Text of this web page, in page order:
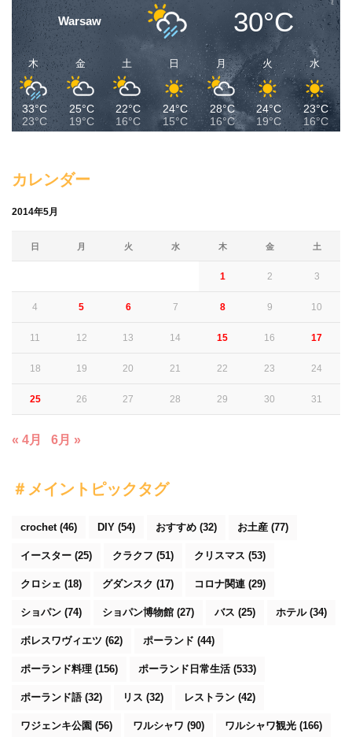
Warsaw 30°C
木
33°C
23°C
金
25°C
19°C
土
22°C
16°C
日
24°C
15°C
月
28°C
16°C
火
24°C
19°C
水
23°C
16°C
カレンダー
2014年5月
日 月 火 水 木 金 土
1 2 3
4 5 6 7 8 9 10
11 12 13 14 15 16 17
18 19 20 21 22 23 24
25 26 27 28 29 30 31
« 4月 6月 »
＃メイントピックタグ
crochet (46) DIY (54) おすすめ (32) お土産 (77)
イースター (25) クラクフ (51) クリスマス (53)
クロシェ (18) グダンスク (17) コロナ関連 (29)
ショパン (74) ショパン博物館 (27) バス (25) ホテル(34)
ボレスワヴィエツ (62) ポーランド (44)
ポーランド料理 (156) ポーランド日常生活(533)
ポーランド語(32) リス (32) レストラン (42)
ワジェンキ公園 (56) ワルシャワ (90) ワルシャワ観光 (166)